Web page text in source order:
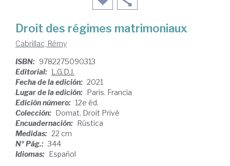
Droit des régimes matrimoniaux
Cabrillac, Rémy
ISBN: 9782275090313
Editorial: L.G.D.J.
Fecha de la edición: 2021
Lugar de la edición: Paris. Francia
Edición número: 12e éd.
Colección: Domat. Droit Privé
Encuadernación: Rústica
Medidas: 22 cm
Nº Pág.: 344
Idiomas: Español